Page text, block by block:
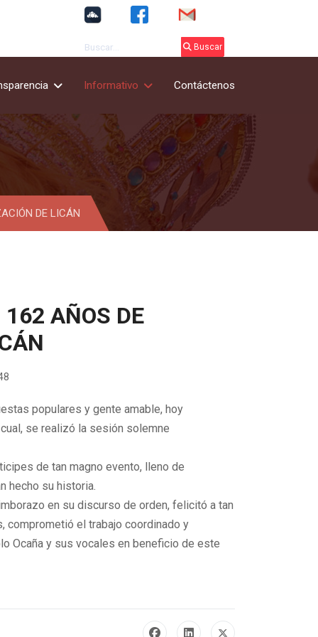
Buscar
Informativo Contáctenos
DE LICÁN
162 AÑOS DE
populares y gente amable, hoy
se realizó la sesión solemne
de tan magno evento, lleno de
hecho su historia.
en su discurso de orden, felicitó a tan
comprometió el trabajo coordinado y
Ocaña y sus vocales en beneficio de este